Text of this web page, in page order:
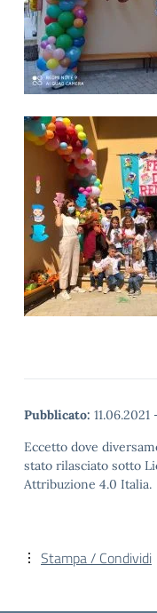
Pubblicato: 11.06.2021
Eccetto dove
stato rilasciato sotto
Attribuzione 4.0 Italia.
Stampa / Condividi